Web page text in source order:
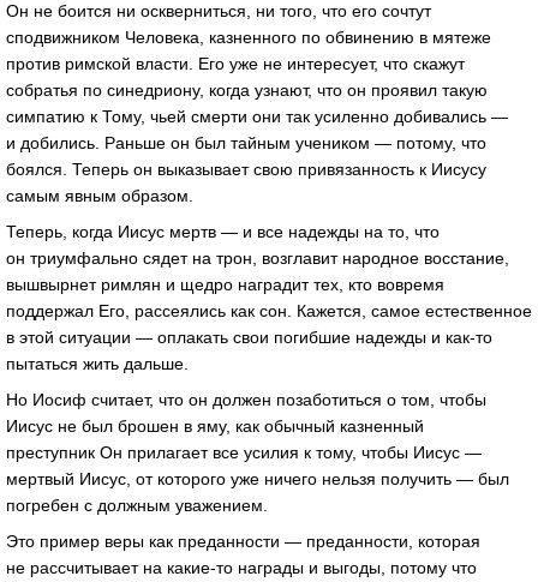
Он не боится ни оскверниться, ни того, что его сочтут
сподвижником Человека, казненного по обвинению в мятеже
против римской власти. Его уже не интересует, что скажут
собратья по синедриону, когда узнают, что он проявил такую
симпатию к Тому, чьей смерти они так усиленно добивались —
и добились. Раньше он был тайным учеником — потому, что
боялся. Теперь он выказывает свою привязанность к Иисусу
самым явным образом.
Теперь, когда Иисус мертв — и все надежды на то, что
он триумфально сядет на трон, возглавит народное восстание,
вышвырнет римлян и щедро наградит тех, кто вовремя
поддержал Его, рассеялись как сон. Кажется, самое естественное
в этой ситуации — оплакать свои погибшие надежды и как-то
пытаться жить дальше.
Но Иосиф считает, что он должен позаботиться о том, чтобы
Иисус не был брошен в яму, как обычный казненный
преступник Он прилагает все усилия к тому, чтобы Иисус —
мертвый Иисус, от которого уже ничего нельзя получить — был
погребен с должным уважением.
Это пример веры как преданности — преданности, которая
не рассчитывает на какие-то награды и выгоды, потому что